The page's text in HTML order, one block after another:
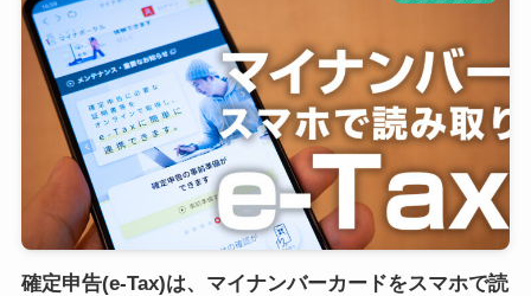
確定申告(e-Tax)は、マイナンバーカードをスマホで読